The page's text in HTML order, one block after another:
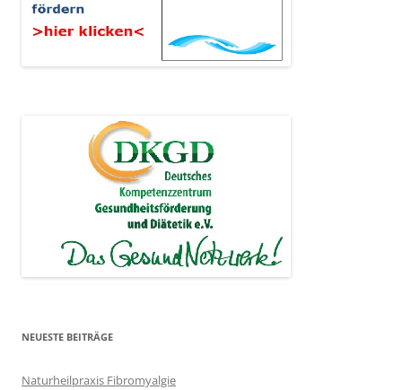
NEUESTE BEITRÄGE
Naturheilpraxis Fibromyalgie